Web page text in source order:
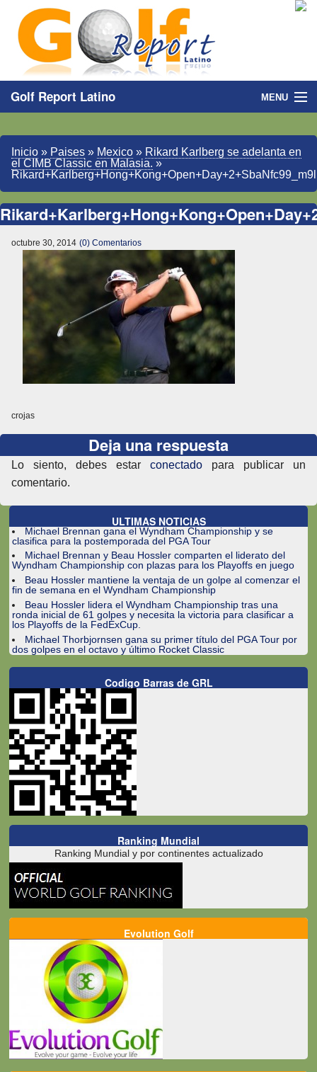
Golf Report Latino MENU
Noticias
Categorias
Inicio » Paises » Mexico » Rikard Karlberg se adelanta en
el CIMB Classic en Malasia. »
Rikard+Karlberg+Hong+Kong+Open+Day+2+SbaNfc99_m9l
octubre 30, 2014 (0) Comentarios
crojas
Deja una respuesta
Lo siento, debes estar conectado para publicar un
comentario.
ULTIMAS NOTICIAS
Michael Brennan gana el Wyndham Championship y se
clasifica para la postemporada del PGA Tour
Michael Brennan y Beau Hossler comparten el liderato del
Wyndham Championship con plazas para los Playoffs en juego
Beau Hossler mantiene la ventaja de un golpe al comenzar el
fin de semana en el Wyndham Championship
Beau Hossler lidera el Wyndham Championship tras una
ronda inicial de 61 golpes y necesita la victoria para clasificar a
los Playoffs de la FedExCup.
Michael Thorbjornsen gana su primer título del PGA Tour por
dos golpes en el octavo y último Rocket Classic
Codigo Barras de GRL
Ranking Mundial
Ranking Mundial y por continentes actualizado
Evolution Golf